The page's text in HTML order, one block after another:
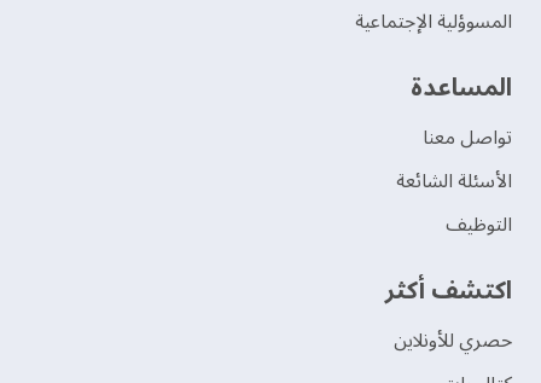
المسوؤلية الإجتماعية
‫المساعدة‬
تواصل معنا
الأسئلة الشائعة
التوظيف
اكتشف أكثر
حصري للأونلاين